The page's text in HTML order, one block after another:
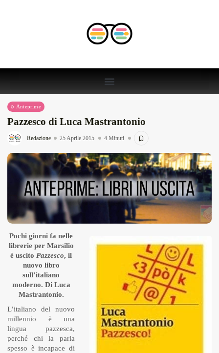
Anteprime
Pazzesco di Luca Mastrantonio
Redazione 25 Aprile 2015 4 Minuti
Pochi giorni fa nelle
librerie per Marsilio
è uscito Pazzesco, il
nuovo libro
sull’italiano
moderno. Di Luca
Mastrantonio.
L’italiano del nuovo
millennio è una
lingua pazzesca,
perché chi la parla
spesso è incapace di